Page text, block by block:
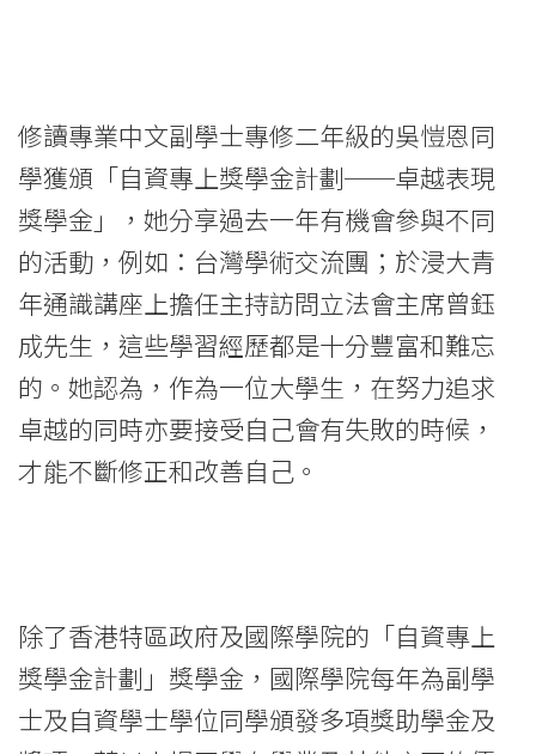
修讀專業中文副學士專修二年級的吳愷恩同
學獲頒「自資專上獎學金計劃──卓越表現
獎學金」，她分享過去一年有機會參與不同
的活動，例如：台灣學術交流團；於浸大青
年通識講座上擔任主持訪問立法會主席曾鈺
成先生，這些學習經歷都是十分豐富和難忘
的。她認為，作為一位大學生，在努力追求
卓越的同時亦要接受自己會有失敗的時候，
才能不斷修正和改善自己。
除了香港特區政府及國際學院的「自資專上
獎學金計劃」獎學金，國際學院每年為副學
士及自資學士學位同學頒發多項獎助學金及